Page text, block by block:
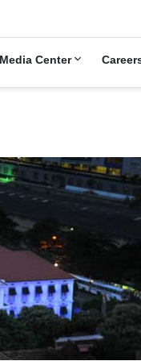
Media Center